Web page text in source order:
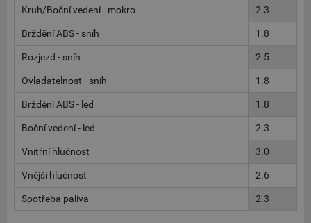
Kruh/Boční vedení - mokro 2.3
Brždění ABS - sníh 1.8
Rozjezd - sníh 2.5
Ovladatelnost - sníh 1.8
Brždění ABS - led 1.8
Boční vedení - led 2.3
Vnitřní hlučnost 3.0
Vnější hlučnost 2.6
Spotřeba paliva 2.3